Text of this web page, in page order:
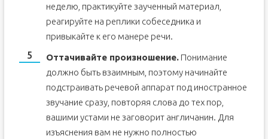
неделю, практикуйте заученный материал,
реагируйте на реплики собеседника и
привыкайте к его манере речи.
Оттачивайте произношение.Понимание
должно быть взаимным, поэтому начинайте
подстраивать речевой аппарат под иностранное
звучание сразу, повторяя слова до тех пор,
вашими устами не заговорит англичанин. Для
изъяснения вам не нужно полностью